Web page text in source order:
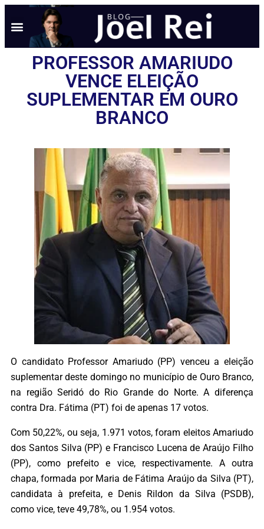
PROFESSOR AMARIUDO
VENCE ELEIÇÃO
SUPLEMENTAR EM OURO
BRANCO
O candidato Professor Amariudo (PP) venceu a eleição
suplementar deste domingo no município de Ouro Branco,
na região Seridó do Rio Grande do Norte. A diferença
contra Dra. Fátima (PT) foi de apenas 17 votos.
Com 50,22%, ou seja, 1.971 votos, foram eleitos Amariudo
dos Santos Silva (PP) e Francisco Lucena de Araújo Filho
(PP), como prefeito e vice, respectivamente. A outra
chapa, formada por Maria de Fátima Araújo da Silva (PT),
candidata à prefeita, e Denis Rildon da Silva (PSDB),
como vice, teve 49,78%, ou 1.954 votos.